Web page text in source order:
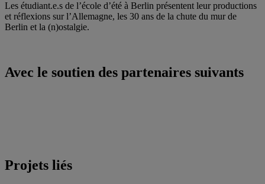
Les étudiant.e.s de l’école d’été à Berlin présentent leur productions
et réflexions sur l’Allemagne, les 30 ans de la chute du mur de
Berlin et la (n)ostalgie.
Avec le soutien des partenaires suivants
Projets liés